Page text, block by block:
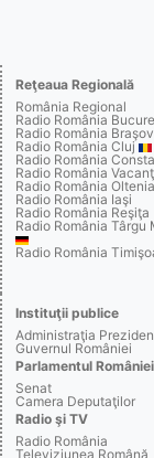
Reţeaua Regională
România Regional
Radio România
Radio România
Radio România Cluj
Radio România
Radio România
Radio România
Radio România Iaşi
Radio România Reşiţa
Radio România Târgu
Radio România
Instituţii publice
Administraţia
Guvernul României
Parlamentul României
Senat
Camera Deputaţilor
Radio şi TV
Radio România
Televiziunea Română